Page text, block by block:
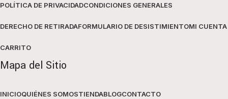
POLÍTICA DE PRIVACIDADCONDICIONES GENERALES
DERECHO DE RETIRADAFORMULARIO DE DESISTIMIENTOMI CUENTA
CARRITO
Mapa del Sitio
INICIOQUIÉNES SOMOSTIENDABLOGCONTACTO